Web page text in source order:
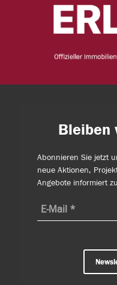
Bleiben
Abonnieren Sie jetzt
neue Aktionen,
Angebote informiert